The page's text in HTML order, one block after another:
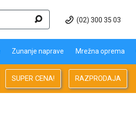
(02) 300 35 03
Zunanje naprave Mrežna oprema
SUPER CENA! RAZPRODAJA